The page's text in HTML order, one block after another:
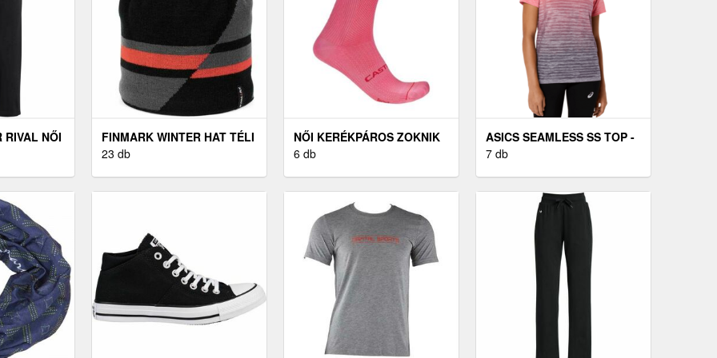
RIVAL NŐI
FINMARK WINTER HAT TÉLI
KÖTÖTT SAPKA, FEKETE,
23 db
NŐI KERÉKPÁROS ZOKNIK
CASTELLI ESPRESSO 2 W
6 db
ASICS SEAMLESS SS TOP -
NŐI FUTÓPÓLÓ
7 db